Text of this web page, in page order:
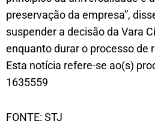
preservação da empresa”,
suspender a decisão da Vara
enquanto durar o processo de
Esta notícia refere-se ao(s)
1635559
FONTE: STJ